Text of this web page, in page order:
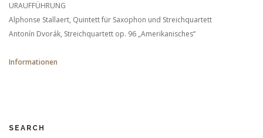
DEUTSCH
URAUFFÜHRUNG
Alphonse Stallaert, Quintett für Saxophon und Streichquartett
Antonín Dvorák, Streichquartett op. 96 „Amerikanisches“
Informationen
SEARCH